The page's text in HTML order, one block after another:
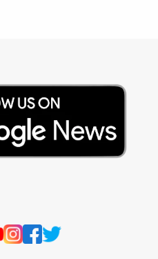
Lifestyle
National